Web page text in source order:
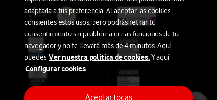
adaptada a tus preferencia. Al aceptar las cookies
consientes estos usos, pero podrás retirar tu
consentimiento sin problema en las funciones de tu
navegador y no te llevará más de 4 minutos. Aquí
puedes Ver nuestra política de cookies.Y aquí
Configurar cookies
Aceptar todas